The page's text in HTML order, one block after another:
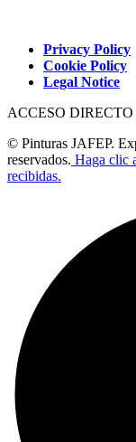
Privacy Policy
Cookie Policy
Legal Notice
ACCESO DIRECTO
© Pinturas JAFEP.
reservados. Haga clic
recibidas.